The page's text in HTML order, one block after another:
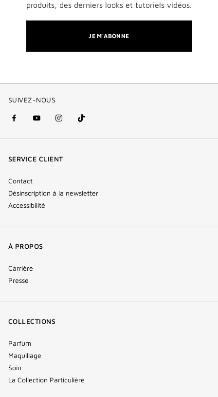
produits, des derniers looks et tutoriels vidéos.
JE M'ABONNE
SUIVEZ-NOUS
facebook
(nouvelle
youtube
(nouvelle
instagram
(nouvelle
Tik
Tok
SERVICE CLIENT
Contact
Désinscription à la newsletter
Accessibilité
À PROPOS
Carrière
Presse
COLLECTIONS
Parfum
Maquillage
Soin
La Collection Particulière